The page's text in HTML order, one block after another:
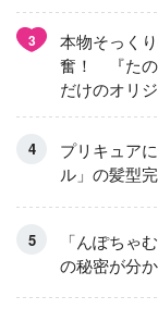
3
本物そっく
奮！ 『たの
だけのオリ
くるせんた
プリキュア
ル」の髪型
「んぽちゃ
の秘密が分